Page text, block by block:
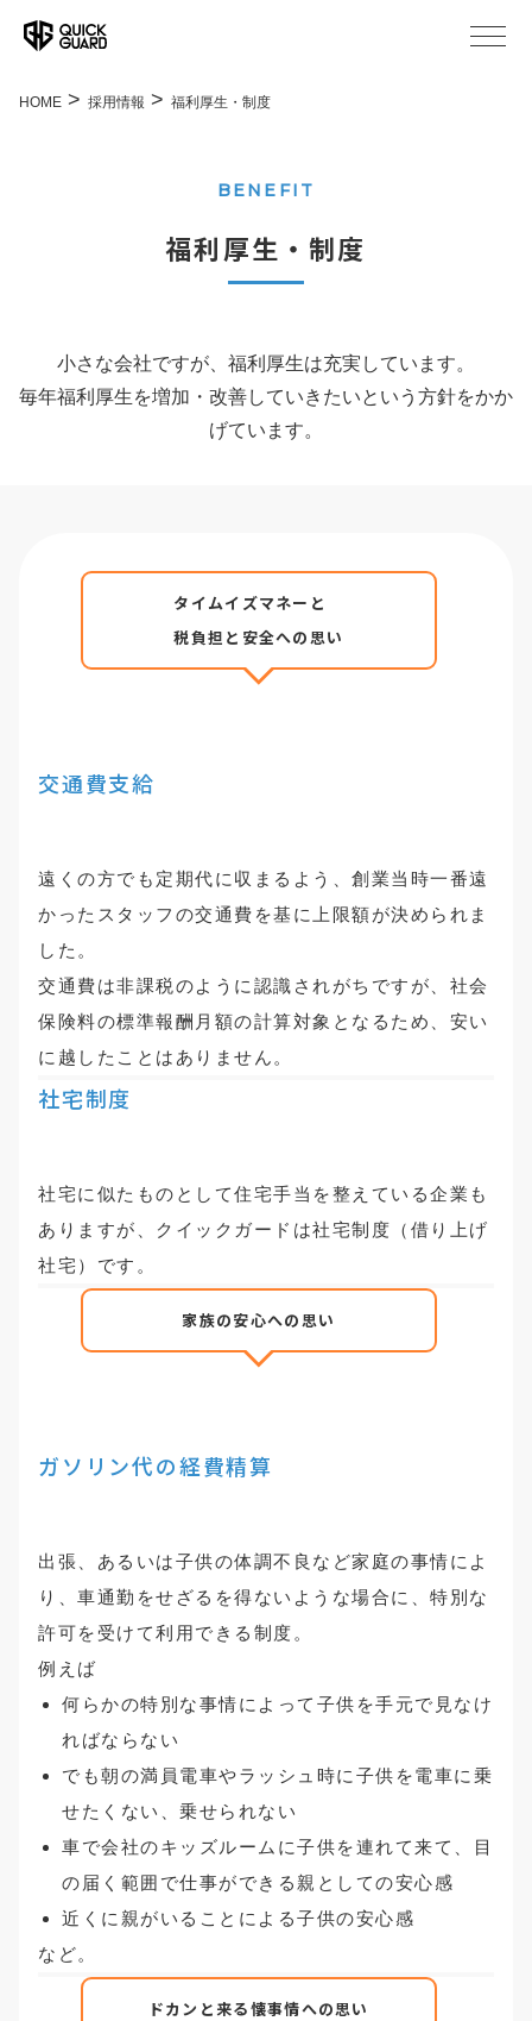
HOME 採用情報 福利厚生・制度
BENEFIT
福利厚生・制度
小さな会社ですが、福利厚生は充実しています。
毎年福利厚生を増加・改善していきたいという方針をかか
げています。
タイムイズマネーと
税負担と安全への思い
交通費支給
遠くの方でも定期代に収まるよう、創業当時一番遠
かったスタッフの交通費を基に上限額が決められま
した。
交通費は非課税のように認識されがちですが、社会
保険料の標準報酬月額の計算対象となるため、安い
に越したことはありません。
社宅制度
社宅に似たものとして住宅手当を整えている企業も
ありますが、クイックガードは社宅制度（借り上げ
社宅）です。
家族の安心への思い
ガソリン代の経費精算
出張、あるいは子供の体調不良など家庭の事情によ
り、車通勤をせざるを得ないような場合に、特別な
許可を受けて利用できる制度。
例えば
何らかの特別な事情によって子供を手元で見なけ
ればならない
でも朝の満員電車やラッシュ時に子供を電車に乗
せたくない、乗せられない
車で会社のキッズルームに子供を連れて来て、目
の届く範囲で仕事ができる親としての安心感
近くに親がいることによる子供の安心感
など。
ドカンと来る懐事情への思い